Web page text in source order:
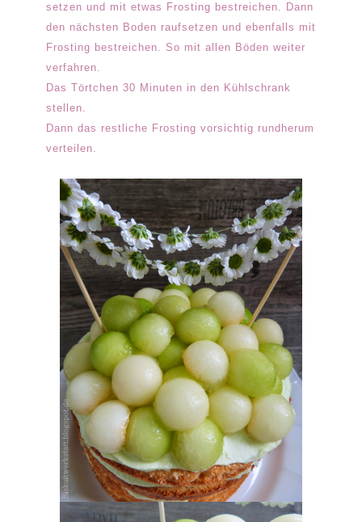
setzen und mit etwas Frosting bestreichen. Dann
den nächsten Boden raufsetzen und ebenfalls mit
Frosting bestreichen. So mit allen Böden weiter
verfahren.
Das Törtchen 30 Minuten in den Kühlschrank
stellen.
Dann das restliche Frosting vorsichtig rundherum
verteilen.